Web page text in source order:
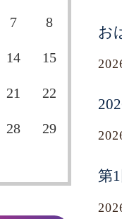
7 8
14 15
21 22
28 29
お
第